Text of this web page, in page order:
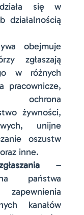
się w
działalnością
obejmuje
zgłaszają
w różnych
pracownicze,
ochrona
żywności,
unijne
oszustw
inne.
–
państwa
zapewnienia
kanałów